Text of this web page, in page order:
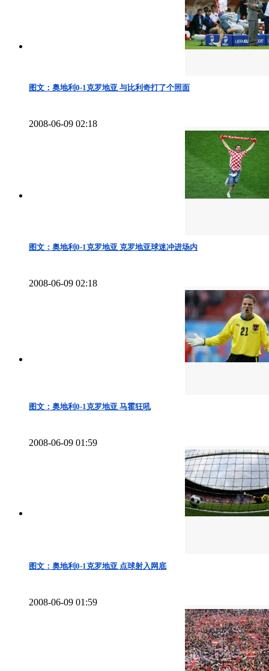
图文：奥地利0-1克罗地亚 与比利奇打了个照面
2008-06-09 02:18
图文：奥地利0-1克罗地亚 克罗地亚球迷冲进场内
2008-06-09 02:18
图文：奥地利0-1克罗地亚 马霍狂吼
2008-06-09 01:59
图文：奥地利0-1克罗地亚 点球射入网底
2008-06-09 01:59